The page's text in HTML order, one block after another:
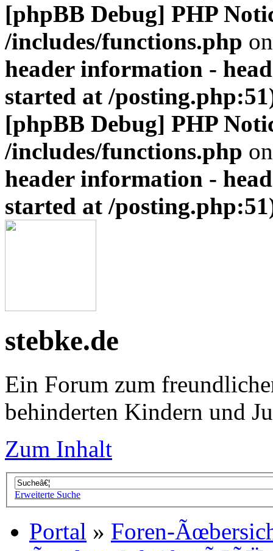
[phpBB Debug] PHP
/includes/functions.php
header information -
started at /
[phpBB Debug] PHP
/includes/functions.php
header information -
started at /
stebke.de
Ein Forum zum
behinderten Kindern und
Zum Inhalt
Erweiterte Suche
Portal » Foren-